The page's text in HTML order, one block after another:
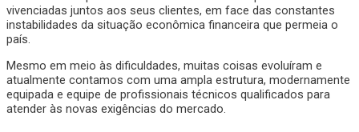
vivenciadas juntos aos seus clientes, em face das constantes
instabilidades da situação econômica financeira que permeia o
país.
Mesmo em meio às dificuldades, muitas coisas evoluíram e
atualmente contamos com uma ampla estrutura, modernamente
equipada e equipe de profissionais técnicos qualificados para
atender às novas exigências do mercado.